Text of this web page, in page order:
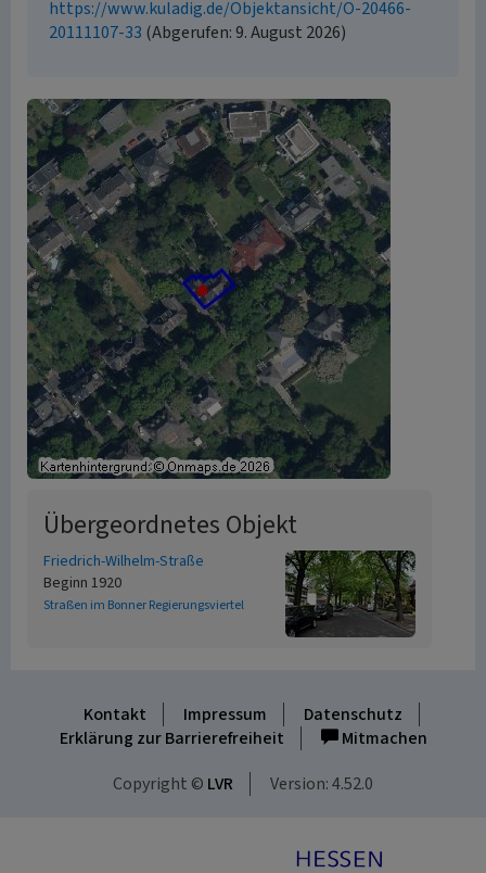
https://www.kuladig.de/Objektansicht/O-20466-
20111107-33 (Abgerufen: 9. August 2026)
Übergeordnetes Objekt
Friedrich-Wilhelm-Straße
Beginn 1920
Straßen im Bonner Regierungsviertel
Kontakt Impressum
Datenschutz
Erklärung zur Barrierefreiheit
Mitmachen
Copyright © LVR Version: 4.52.0